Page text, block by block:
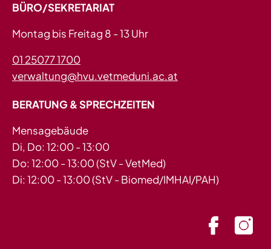
BÜRO/SEKRETARIAT
Montag bis Freitag 8 - 13 Uhr
01 25077 1700
verwaltung@hvu.vetmeduni.ac.at
BERATUNG & SPRECHZEITEN
Mensagebäude
Di, Do: 12:00 - 13:00
Do: 12:00 - 13:00 (StV - VetMed)
Di: 12:00 - 13:00 (StV - Biomed/IMHAI/PAH)